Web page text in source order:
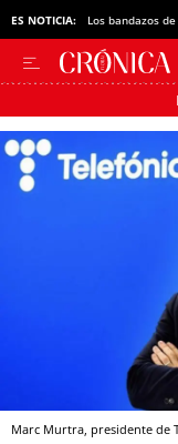
ES NOTICIA: Los bandazos
Marc Murtra, presidente de